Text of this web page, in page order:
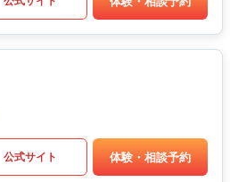
公式サイト 体験・相談予約